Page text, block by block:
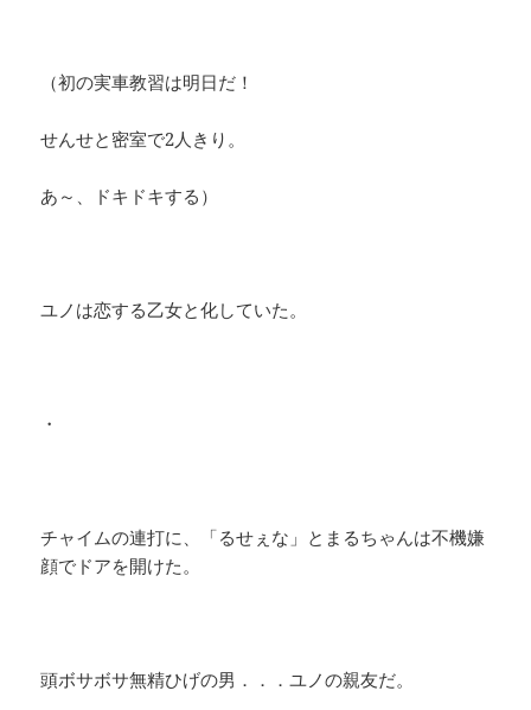
（初の実車教習は明日だ！
せんせと密室で2人きり。
あ～、ドキドキする）
ユノは恋する乙女と化していた。
・
チャイムの連打に、「るせぇな」とまるちゃんは不機嫌
顔でドアを開けた。
頭ボサボサ無精ひげの男．．．ユノの親友だ。